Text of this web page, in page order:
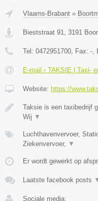
Vlaams-Brabant »
Bieststraat 91 3191
Tel: 0472951700 , Fax: -
E-mail › TAKSIE | Taxi-
Website: https://
Taksie is een taxibedrijf
Wij ▼
Luchthavenvervoer,
Ziekenvervoer,
▼
Er wordt gewerkt op
Laatste facebook posts
Sociale media: